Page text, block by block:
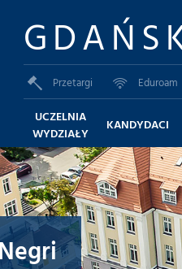
Przetargi Eduroam
UCZELNIA
WYDZIAŁY
KANDYDACI